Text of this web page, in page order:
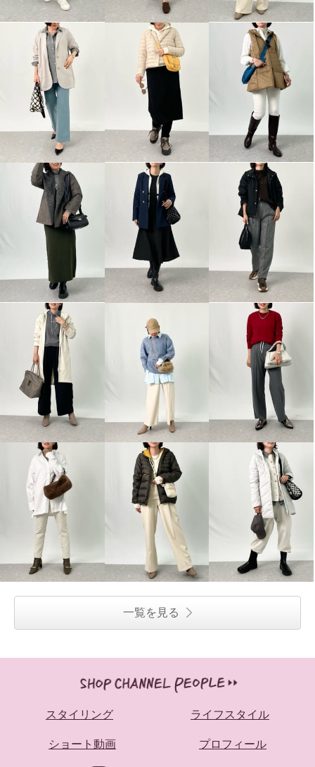
アンドスピカ ウールブレンド ウ
エストドロスト ストレートパン
グレー Ｍ
ヌーベルヴォーグ リュクスライ
ン クラス感アップ！ モードに魅
せる 大人のスニーカー
ブロンズ ２４．５ｃｍ
一覧を見る
スタイリング ライフスタイル
ショート動画 プロフィール